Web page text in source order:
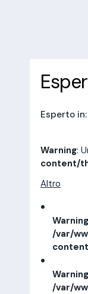
Esperto in:
Warning:
content/
Altro
Warning
/var/
Warning
/var/